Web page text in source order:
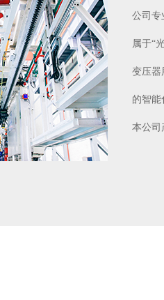
公司专
属于“
变压器
的智能
本公司